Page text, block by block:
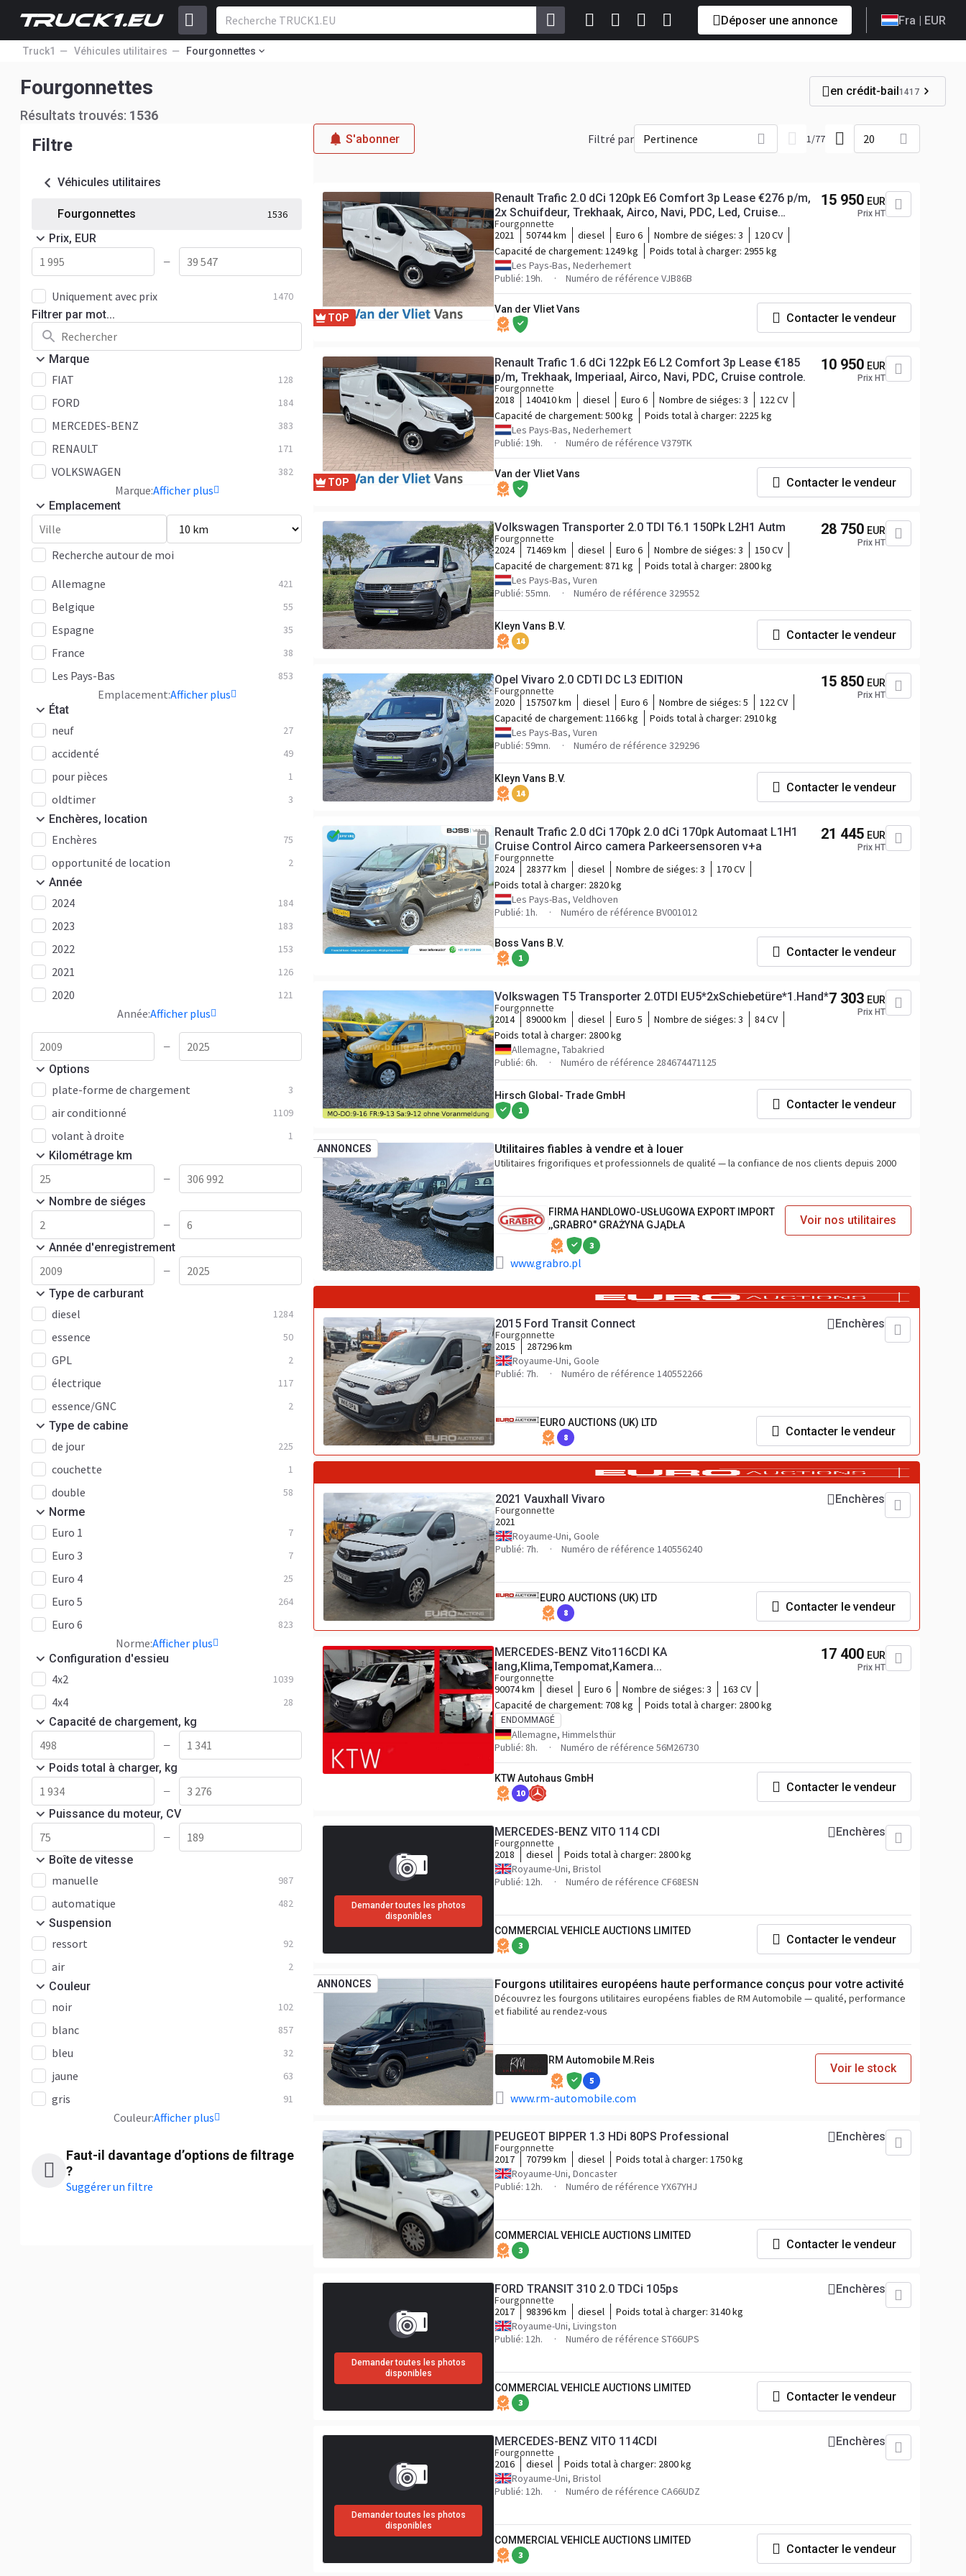
Déposer une annonce Fra | EUR
Truck1 Véhicules utilitaires Fourgonnettes
Fourgonnettes
Résultats trouvés: 1536
en crédit-bail1417
Filtre
Véhicules utilitaires
Fourgonnettes 1536
Prix, EUR
—
Uniquement avec prix 1470
Filtrer par mot...
Marque
FIAT 128
FORD 184
MERCEDES-BENZ 383
RENAULT 171
VOLKSWAGEN 382
Marque:Afficher plus
Emplacement
Recherche autour de moi
Allemagne
421
Belgique 55
Espagne 35
France 38
Les Pays-Bas 853
Emplacement:Afficher plus
État
neuf 27
accidenté 49
pour pièces 1
oldtimer 3
Enchères, location
Enchères 75
opportunité de location 2
Année
2024 184
2023 183
2022 153
2021 126
2020 121
Année:Afficher plus
—
Options
plate-forme de chargement 3
air conditionné 1109
volant à droite 1
Kilométrage km
—
Nombre de siéges
—
Année d'enregistrement
—
Type de carburant
diesel 1284
essence 50
GPL 2
électrique 117
essence/GNC 2
Type de cabine
de jour 225
couchette 1
double 58
Norme
Euro 1 7
Euro 3 7
Euro 4 25
Euro 5 264
Euro 6 823
Norme:Afficher plus
Configuration d'essieu
4x2 1039
4x4 28
Capacité de chargement, kg
—
Poids total à charger, kg
—
Puissance du moteur, CV
—
Boîte de vitesse
manuelle 987
automatique 482
Suspension
ressort 92
air 2
Сouleur
noir 102
blanc 857
bleu 32
jaune 63
gris 91
Сouleur:Afficher plus
Faut-il davantage d’options de filtrage
?
Suggérer un filtre
S'abonner Filtré par Pertinence 1/77 20
TOP
Renault Trafic 2.0 dCi 120pk E6 Comfort 3p Lease €276 p/m,
2x Schuifdeur, Trekhaak, Airco, Navi, PDC, Led, Cruise
controle, Onderhoudshistorie aanwezig
Fourgonnette
2021
50744 km diesel Euro 6 Nombre de siéges: 3
120 CV
Capacité de chargement: 1249 kg Poids total à charger: 2955 kg
Les Pays-Bas, Nederhemert
Publié: 19h.
Numéro de référence VJB86B
15 950 EUR
Prix HT
Van der Vliet Vans
Contacter le vendeur
TOP
Renault Trafic 1.6 dCi 122pk E6 L2 Comfort 3p Lease €185
p/m, Trekhaak, Imperiaal, Airco, Navi, PDC, Cruise controle.
Fourgonnette
2018
140410 km diesel Euro 6 Nombre de siéges: 3
122 CV
Capacité de chargement: 500 kg Poids total à charger: 2225 kg
Les Pays-Bas, Nederhemert
Publié: 19h.
Numéro de référence V379TK
10 950 EUR
Prix HT
Van der Vliet Vans
Contacter le vendeur
Volkswagen Transporter 2.0 TDI T6.1 150Pk L2H1 Autm
Fourgonnette
2024
71469 km diesel Euro 6 Nombre de siéges: 3
150 CV
Capacité de chargement: 871 kg Poids total à charger: 2800 kg
Les Pays-Bas, Vuren
Publié: 55mn.
Numéro de référence 329552
28 750 EUR
Prix HT
Kleyn Vans B.V.
14 Contacter le vendeur
Opel Vivaro 2.0 CDTI DC L3 EDITION
Fourgonnette
2020
157507 km diesel Euro 6 Nombre de siéges: 5
122 CV
Capacité de chargement: 1166 kg Poids total à charger: 2910 kg
Les Pays-Bas, Vuren
Publié: 59mn.
Numéro de référence 329296
15 850 EUR
Prix HT
Kleyn Vans B.V.
14 Contacter le vendeur
Renault Trafic 2.0 dCi 170pk 2.0 dCi 170pk Automaat L1H1
Cruise Control Airco camera Parkeersensoren v+a
Fourgonnette
2024
28377 km diesel Nombre de siéges: 3
170 CV
Poids total à charger: 2820 kg
Les Pays-Bas, Veldhoven
Publié: 1h.
Numéro de référence BV001012
21 445 EUR
Prix HT
Boss Vans B.V.
1 Contacter le vendeur
Volkswagen T5 Transporter 2.0TDI EU5*2xSchiebetüre*1.Hand*
Fourgonnette
2014
89000 km diesel Euro 5 Nombre de siéges: 3
84 CV
Poids total à charger: 2800 kg
Allemagne, Tabakried
Publié: 6h.
Numéro de référence 284674471125
7 303 EUR
Prix HT
Hirsch Global- Trade GmbH
1 Contacter le vendeur
ANNONCES Utilitaires fiables à vendre et à louer
Utilitaires frigorifiques et professionnels de qualité — la confiance de nos clients depuis 2000
FIRMA HANDLOWO-USŁUGOWA EXPORT IMPORT
,,GRABRO" GRAŻYNA GJĄDŁA
3
www.grabro.pl
Voir nos utilitaires
2015 Ford Transit Connect
Fourgonnette
2015
287296 km
Royaume-Uni, Goole
Publié: 7h.
Numéro de référence 140552266
Enchères
EURO AUCTIONS (UK) LTD
8 Contacter le vendeur
2021 Vauxhall Vivaro
Fourgonnette
2021
Royaume-Uni, Goole
Publié: 7h.
Numéro de référence 140556240
Enchères
EURO AUCTIONS (UK) LTD
8 Contacter le vendeur
MERCEDES-BENZ Vito116CDI KA
lang,Klima,Tempomat,Kamera...
Fourgonnette
90074 km
diesel Euro 6 Nombre de siéges: 3
163 CV
Capacité de chargement: 708 kg Poids total à charger: 2800 kg
ENDOMMAGÉ
Allemagne, Himmelsthür
Publié: 8h.
Numéro de référence 56M26730
17 400 EUR
Prix HT
KTW Autohaus GmbH
10 Contacter le vendeur
Demander toutes les photos
disponibles
MERCEDES-BENZ VITO 114 CDI
Fourgonnette
2018
diesel Poids total à charger: 2800 kg
Royaume-Uni, Bristol
Publié: 12h.
Numéro de référence CF68ESN
Enchères
COMMERCIAL VEHICLE AUCTIONS LIMITED
3 Contacter le vendeur
ANNONCES Fourgons utilitaires européens haute performance conçus pour votre activité
Découvrez les fourgons utilitaires européens fiables de RM Automobile — qualité, performance
et fiabilité au rendez-vous
RM Automobile M.Reis
5
www.rm-automobile.com
Voir le stock
PEUGEOT BIPPER 1.3 HDi 80PS Professional
Fourgonnette
2017
70799 km diesel Poids total à charger: 1750 kg
Royaume-Uni, Doncaster
Publié: 12h.
Numéro de référence YX67YHJ
Enchères
COMMERCIAL VEHICLE AUCTIONS LIMITED
3 Contacter le vendeur
Demander toutes les photos
disponibles
FORD TRANSIT 310 2.0 TDCi 105ps
Fourgonnette
2017
98396 km diesel Poids total à charger: 3140 kg
Royaume-Uni, Livingston
Publié: 12h.
Numéro de référence ST66UPS
Enchères
COMMERCIAL VEHICLE AUCTIONS LIMITED
3 Contacter le vendeur
Demander toutes les photos
disponibles
MERCEDES-BENZ VITO 114CDI
Fourgonnette
2016
diesel Poids total à charger: 2800 kg
Royaume-Uni, Bristol
Publié: 12h.
Numéro de référence CA66UDZ
Enchères
COMMERCIAL VEHICLE AUCTIONS LIMITED
3 Contacter le vendeur